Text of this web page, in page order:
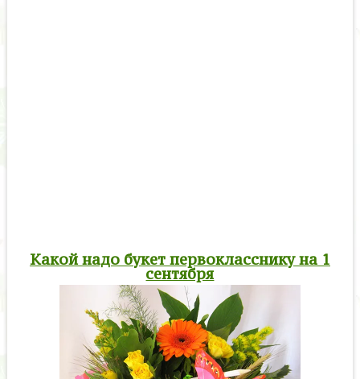
Какой надо букет первокласснику на 1
сентября